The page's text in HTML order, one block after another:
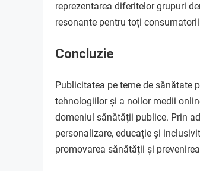
reprezentarea diferitelor grupuri
resonante pentru toți
Concluzie
Publicitatea pe teme de sănătate
tehnologiilor și a noilor medii
domeniul sănătății publice. Prin
personalizare, educație și
promovarea sănătății și